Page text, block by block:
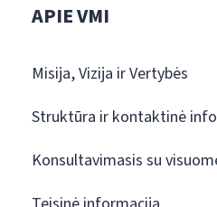
APIE VMI
Misija, Vizija ir Vertybės
Struktūra ir kontaktinė
Konsultavimasis su